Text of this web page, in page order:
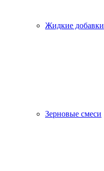
Жидкие добавки
Зерновые смеси